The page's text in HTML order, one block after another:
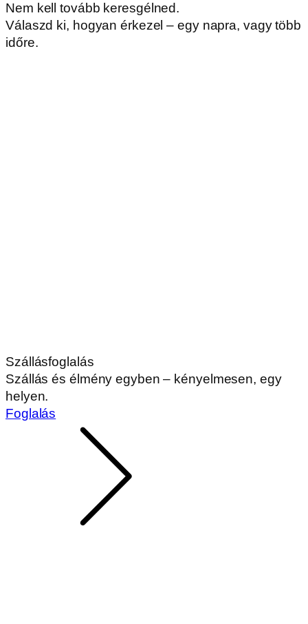
Nem kell tovább keresgélned.
Válaszd ki, hogyan érkezel – egy napra, vagy több
időre.
Szállásfoglalás
Szállás és élmény egyben – kényelmesen, egy
helyen.
Foglalás